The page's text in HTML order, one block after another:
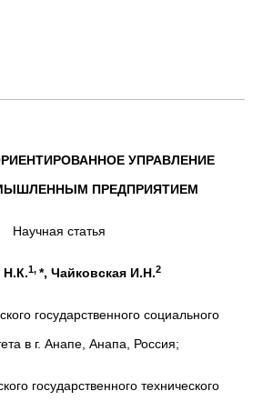
УПРАВЛЕНИЕ
ПРЕДПРИЯТИЕМ
Научная статья
1, *, Чайковская И.Н.2
государственного социального
в г. Анапе, Анапа, Россия;
государственного технического